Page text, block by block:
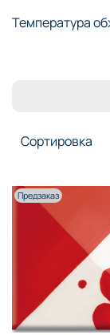
Температура
Предзаказ